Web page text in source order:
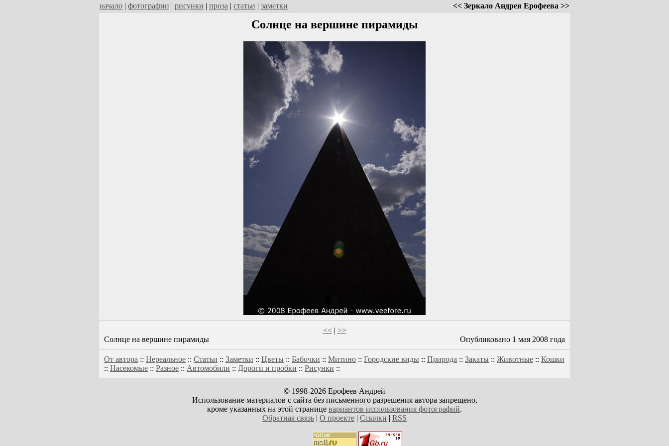
начало | фотографии | рисунки | проза | статьи | заметки << Зеркало Андрея Ерофеева >>
Солнце на вершине пирамиды
<<| >>
Солнце на вершине пирамиды
Опубликовано 1 мая 2008 года
От автора :: Нереальное :: Статьи :: Заметки :: Цветы :: Бабочки :: Митино :: Городские виды :: Природа :: Закаты :: Животные :: Кошки
:: Насекомые :: Разное :: Автомобили :: Дороги и пробки :: Рисунки ::
© 1998-2026 Ерофеев Андрей
Использование материалов с сайта без письменного разрешения автора запрещено,
кроме указанных на этой странице вариантов использования фотографий.
Обратная связь | О проекте | Ссылки | RSS